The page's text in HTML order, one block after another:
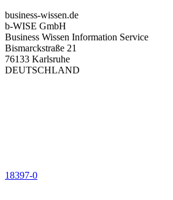
business-wissen.de
b-WISE GmbH
Business Wissen Information Service
Bismarckstraße 21
76133 Karlsruhe
DEUTSCHLAND
18397-0